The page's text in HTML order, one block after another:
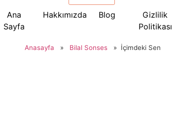
Ana
Sayfa
Hakkımızda Blog
Gizlilik
Politikası
Anasayfa » Bilal Sonses » İçimdeki Sen